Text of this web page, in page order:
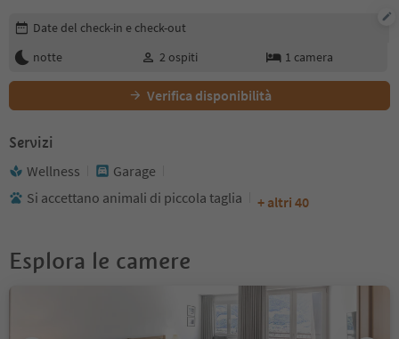
Modifica i dettagli della prenotazione
Date del check-in e check-out
notte
2 ospiti 1 camera
Verifica disponibilità
Servizi
Wellness
Garage
Si accettano animali di piccola taglia
+ altri 40
Esplora le camere